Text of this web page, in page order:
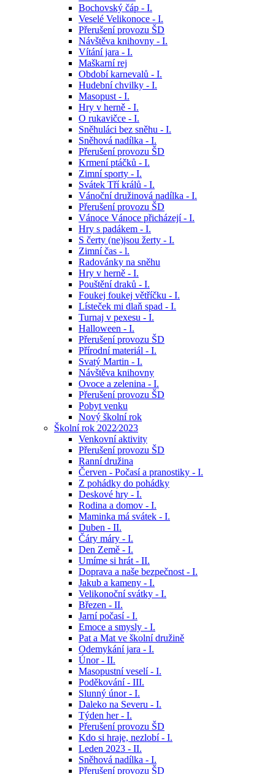
Bochovský čáp - I.
Veselé Velikonoce - I.
Přerušení provozu ŠD
Návštěva knihovny - I.
Vítání jara - I.
Maškarní rej
Období karnevalů - I.
Hudební chvilky - I.
Masopust - I.
Hry v herně - I.
O rukavičce - I.
Sněhuláci bez sněhu - I.
Sněhová nadílka - I.
Přerušení provozu ŠD
Krmení ptáčků - I.
Zimní sporty - I.
Svátek Tří králů - I.
Vánoční družinová nadílka - I.
Přerušení provozu ŠD
Vánoce Vánoce přicházejí - I.
Hry s padákem - I.
S čerty (ne)jsou žerty - I.
Zimní čas - l.
Radovánky na sněhu
Hry v herně - I.
Pouštění draků - I.
Foukej foukej větříčku - I.
Lísteček mi dlaň spad - I.
Turnaj v pexesu - I.
Halloween - I.
Přerušení provozu ŠD
Přírodní materiál - I.
Svatý Martin - I.
Návštěva knihovny
Ovoce a zelenina - I.
Přerušení provozu ŠD
Pobyt venku
Nový školní rok
Školní rok 2022⁄2023
Venkovní aktivity
Přerušení provozu ŠD
Ranní družina
Červen - Počasí a pranostiky - I.
Z pohádky do pohádky
Deskové hry - I.
Rodina a domov - I.
Maminka má svátek - I.
Duben - II.
Čáry máry - I.
Den Země - I.
Umíme si hrát - II.
Doprava a naše bezpečnost - I.
Jakub a kameny - I.
Velikonoční svátky - I.
Březen - II.
Jarní počasí - I.
Emoce a smysly - I.
Pat a Mat ve školní družině
Odemykání jara - I.
Únor - II.
Masopustní veselí - I.
Poděkování - III.
Slunný únor - I.
Daleko na Severu - I.
Týden her - I.
Přerušení provozu ŠD
Kdo si hraje, nezlobí - I.
Leden 2023 - II.
Sněhová nadílka - I.
Přerušení provozu ŠD